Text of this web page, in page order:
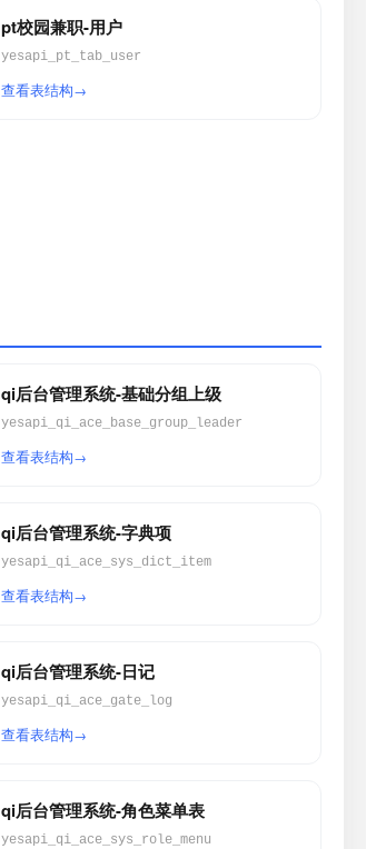
pt校园兼职-用户
yesapi_pt_tab_user
查看表结构
qi后台管理系统-基础分组上级
yesapi_qi_ace_base_group_leader
查看表结构
qi后台管理系统-字典项
yesapi_qi_ace_sys_dict_item
查看表结构
qi后台管理系统-日记
yesapi_qi_ace_gate_log
查看表结构
qi后台管理系统-角色菜单表
yesapi_qi_ace_sys_role_menu